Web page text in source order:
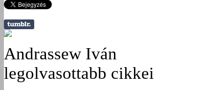
Andrassew Iván
legolvasottabb cikkei